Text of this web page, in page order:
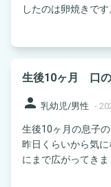
したのは卵焼きです
生後10ヶ月 口
person 乳幼児/男性 -
生後10ヶ月の息子
昨日くらいから気
にまで広がってきま